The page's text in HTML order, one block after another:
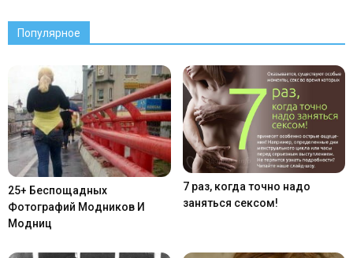
Популярное
25+ Беспощадных
Фотографий Модников И
Модниц
7 раз, когда точно надо
заняться сексом!